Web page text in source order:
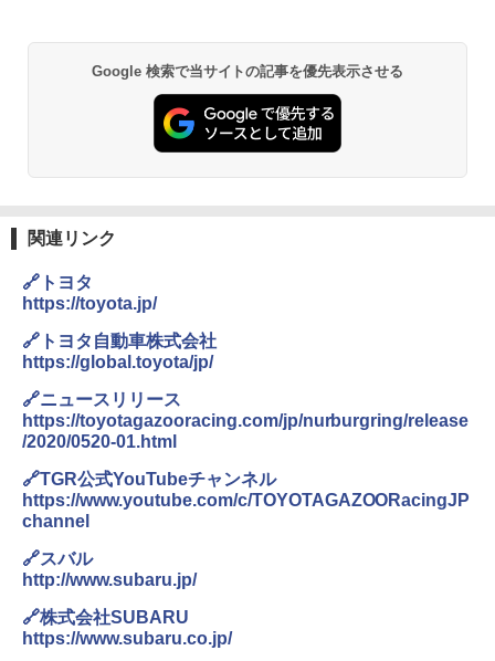
Google 検索で当サイトの記事を優先表示させる
関連リンク
🔗トヨタ
https://toyota.jp/
🔗トヨタ自動車株式会社
https://global.toyota/jp/
🔗ニュースリリース
https://toyotagazooracing.com/jp/nurburgring/release
/2020/0520-01.html
🔗TGR公式YouTubeチャンネル
https://www.youtube.com/c/TOYOTAGAZOORacingJP
channel
🔗スバル
http://www.subaru.jp/
🔗株式会社SUBARU
https://www.subaru.co.jp/